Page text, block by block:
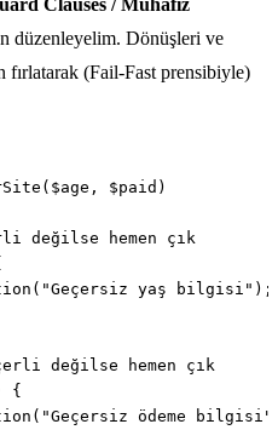
düzenleyelim. Dönüşleri ve
fırlatarak (Fail-Fast prensibiyle)